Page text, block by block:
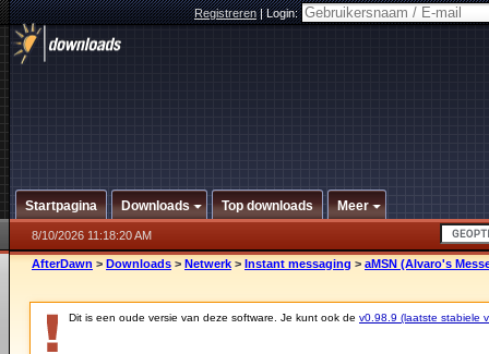
Registreren|Login:
Startpagina Downloads Top downloads Meer
8/10/2026 11:18:20 AM
AfterDawn > Downloads > Netwerk > Instant messaging > aMSN (Alvaro's
Dit is een oude versie van deze software. Je kunt ook de v0.98.9 (laatste stabiele